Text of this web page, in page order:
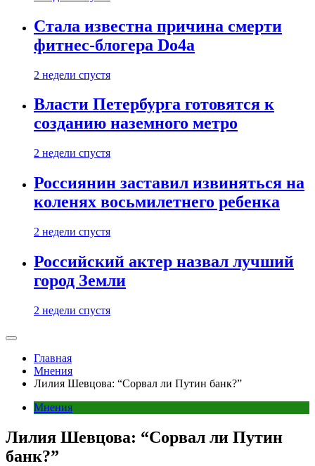
Стала известна причина смерти
фитнес-блогера Do4а
2 недели спустя
Власти Петербурга готовятся к
созданию наземного метро
2 недели спустя
Россиянин заставил извиняться на
коленях восьмилетнего ребенка
2 недели спустя
Российский актер назвал лучший
город Земли
2 недели спустя
Главная
Мнения
Лилия Шевцова: “Сорвал ли Путин банк?”
Мнения
Лилия Шевцова: “Сорвал ли Путин
банк?”